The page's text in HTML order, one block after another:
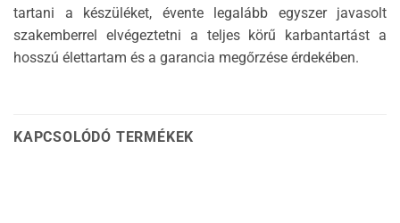
tartani a készüléket, évente legalább egyszer javasolt
szakemberrel elvégeztetni a teljes körű karbantartást a
hosszú élettartam és a garancia megőrzése érdekében.
KAPCSOLÓDÓ TERMÉKEK